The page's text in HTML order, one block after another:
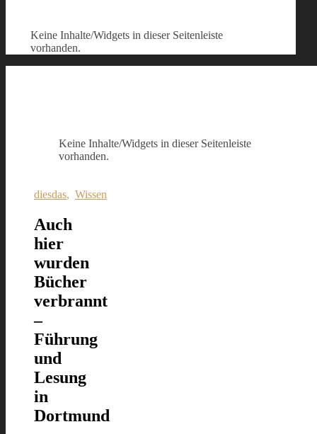
Keine Inhalte/Widgets in dieser Seitenleiste
vorhanden.
Keine Inhalte/Widgets in dieser Seitenleiste
vorhanden.
diesdas, Wissen
Auch
hier
wurden
Bücher
verbrannt
–
Führung
und
Lesung
in
Dortmund